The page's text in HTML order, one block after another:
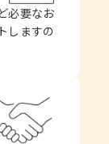
必要なお
しますの